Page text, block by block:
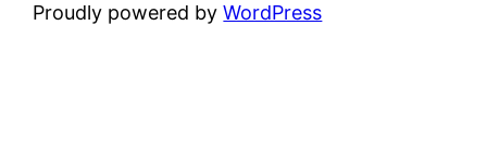
Proudly powered byWordPress